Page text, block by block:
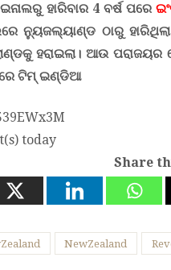
ହାରିବାର 4 ବର୍ଷ ପରେ
ନ୍ୟୁଜଲ୍ୟାଣ୍ଡ ଠାରୁ
ହରାଇଲା। ଆଉ
ଟିମ୍ ଇଣ୍ଡିଆ
today
Share
NewZealand